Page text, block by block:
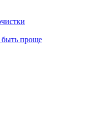
быть проще